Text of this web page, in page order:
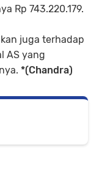
Rp 743.220.179.
juga terhadap
AS yang
*(Chandra)